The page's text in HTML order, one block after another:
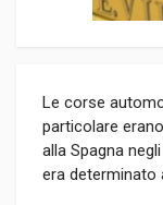
Le corse
particolare
alla Spagna
era determinato